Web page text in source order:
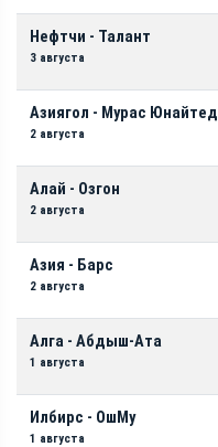
Нефтчи - Талант
3 августа
Азиягол - Мурас Юнайтед
2 августа
Алай - Озгон
2 августа
Азия - Барс
2 августа
Алга - Абдыш-Ата
1 августа
Илбирс - ОшМу
1 августа